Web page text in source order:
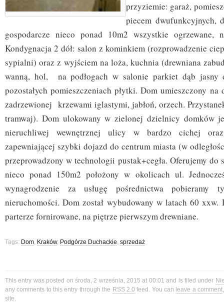
przyziemie: garaż,
piecem dwufunkcyjnych,
gospodarcze nieco ponad 10m2 wszystkie ogrzewane,
Kondygnacja 2 dół: salon z kominkiem (rozprowadzenie
sypialni) oraz z wyjściem na loża, kuchnia (drewniana
wanną, hol, na podłogach w salonie parkiet dąb jasny
pozostałych pomieszczeniach płytki. Dom umieszczony na
zadrzewionej krzewami iglastymi, jabłoń, orzech.
tramwaj). Dom ulokowany w zielonej dzielnicy domków
nieruchliwej wewnętrznej ulicy w bardzo cichej
zapewniającej szybki dojazd do centrum miasta (w
przeprowadzony w technologii pustak+cegła. Oferujemy do
nieco ponad 150m2 położony w okolicach ul.
wynagrodzenie za usługę pośrednictwa pobieramy
nieruchomości. Dom został wybudowany w latach 60 xxw.
parterze fornirowane, na piętrze pierwszym drewniane.
Tags: Dom, Kraków, Podgórze Duchackie, sprzedaż
This entry was posted on środa, 2 września, 2015 at 00:01 and is filed under
any comments to this entry through the RSS 2.0 feed. You can leave a comment
site.